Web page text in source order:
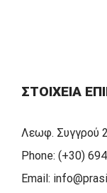
ΣΤΟΙΧΕΊΑ
Λεωφ. Συγγρού
Phone: (+30)
Email: